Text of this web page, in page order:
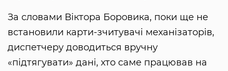
За словами Віктора Боровика, поки ще не
встановили карти-зчитувачі механізаторів,
диспетчеру доводиться вручну
«підтягувати» дані, хто саме працював на